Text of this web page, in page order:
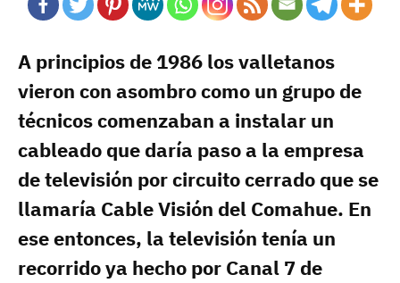
A principios de 1986 los valletanos
vieron con asombro como un grupo de
técnicos comenzaban a instalar un
cableado que daría paso a la empresa
de televisión por circuito cerrado que se
llamaría Cable Visión del Comahue. En
ese entonces, la televisión tenía un
recorrido ya hecho por Canal 7 de